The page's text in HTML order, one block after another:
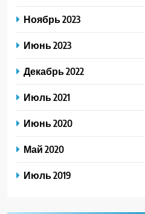
Ноябрь 2023
Июнь 2023
Декабрь 2022
Июль 2021
Июнь 2020
Май 2020
Июль 2019